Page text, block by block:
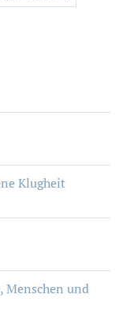
Klugheit
Menschen und